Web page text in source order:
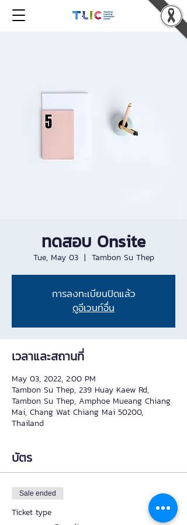
ทดสอบ Onsite
Tue, May 03
  |
Tambon Su Thep
การลงทะเบียนปิดแล้ว
ดูอีเวนท์อื่น
เวลาและสถานที่
May 03, 2022, 2:00 PM
Tambon Su Thep, 239 Huay Kaew Rd,
Tambon Su Thep, Amphoe Mueang Chiang
Mai, Chang Wat Chiang Mai 50200,
Thailand
บัตร
Sale ended
Ticket type